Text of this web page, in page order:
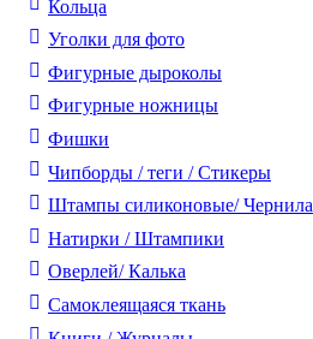
Кольца
Уголки для фото
Фигурные дыроколы
Фигурные ножницы
Фишки
Чипборды / теги / Стикеры
Штампы силиконовые/ Чернила
Натирки / Штампики
Оверлей/ Калька
Самоклеящаяся ткань